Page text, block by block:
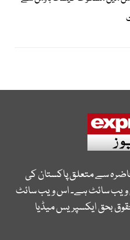
سے متعلق پاکستان کی
ویب سائٹ ہے۔ اس ویب سائٹ
بحق ایکسپریس میڈیا